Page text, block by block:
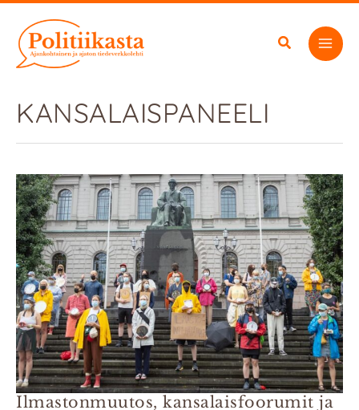
sisältöön
KANSALAISPANEELI
Ilmastonmuutos, kansalaisfoorumit ja